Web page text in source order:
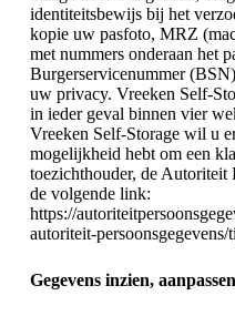
identiteitsbewijs bij het
kopie uw pasfoto, MRZ
met nummers onderaan het
Burgerservicenummer
uw privacy. Vreeken Self-
in ieder geval binnen vier
Vreeken Self-Storage wil u
mogelijkheid hebt om een
toezichthouder, de Autoriteit
de volgende link:
https://
autoriteit-persoonsgegevens/
Gegevens inzien,